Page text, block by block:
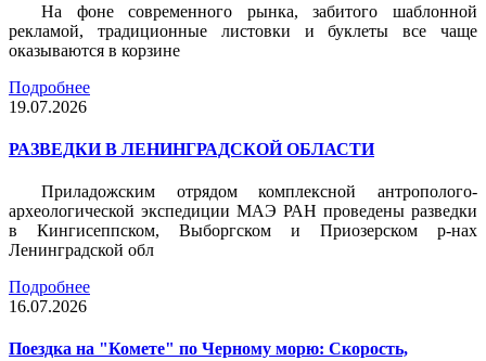
На фоне современного рынка, забитого шаблонной
рекламой, традиционные листовки и буклеты все чаще
оказываются в корзине
Подробнее
19.07.2026
РАЗВЕДКИ В ЛЕНИНГРАДСКОЙ ОБЛАСТИ
Приладожским отрядом комплексной антрополого-
археологической экспедиции МАЭ РАН проведены разведки
в Кингисеппском, Выборгском и Приозерском р-нах
Ленинградской обл
Подробнее
16.07.2026
Поездка на "Комете" по Черному морю: Скорость,